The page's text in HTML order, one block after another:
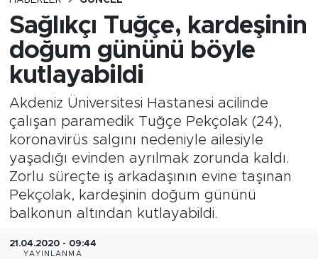
Sağlıkçı Tuğçe, kardeşinin
doğum gününü böyle
kutlayabildi
Akdeniz Üniversitesi Hastanesi acilinde
çalışan paramedik Tuğçe Pekçolak (24),
koronavirüs salgını nedeniyle ailesiyle
yaşadığı evinden ayrılmak zorunda kaldı.
Zorlu süreçte iş arkadaşının evine taşınan
Pekçolak, kardeşinin doğum gününü
balkonun altından kutlayabildi.
21.04.2020 - 09:44
YAYINLANMA